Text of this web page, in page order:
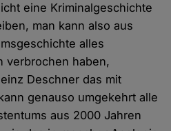
eine Kriminalgeschichte
man kann also aus
alles
verbrochen haben,
Deschner das mit
genauso umgekehrt alle
aus 2000 Jahren